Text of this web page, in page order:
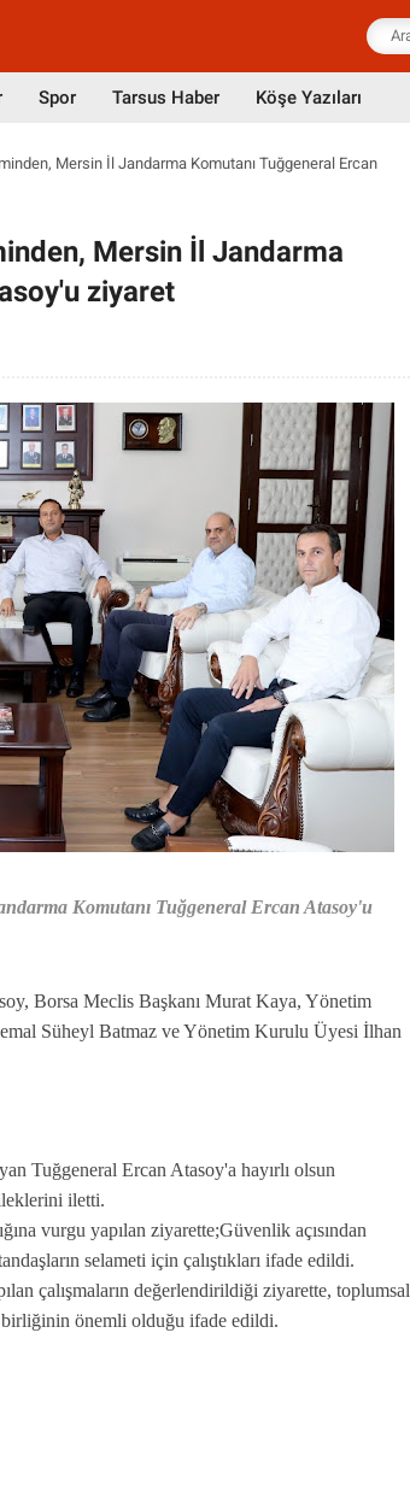
Spor Tarsus Haber Köşe Yazıları
Mersin İl Jandarma Komutanı Tuğgeneral Ercan
Mersin İl Jandarma
ziyaret
Komutanı Tuğgeneral Ercan Atasoy'u
Borsa Meclis Başkanı Murat Kaya, Yönetim
Süheyl Batmaz ve Yönetim Kurulu Üyesi İlhan
Tuğgeneral Ercan Atasoy'a hayırlı olsun
iletti.
vurgu yapılan ziyarette;Güvenlik açısından
selameti için çalıştıkları ifade edildi.
çalışmaların değerlendirildiği ziyarette, toplumsal
birliğinin önemli olduğu ifade edildi.